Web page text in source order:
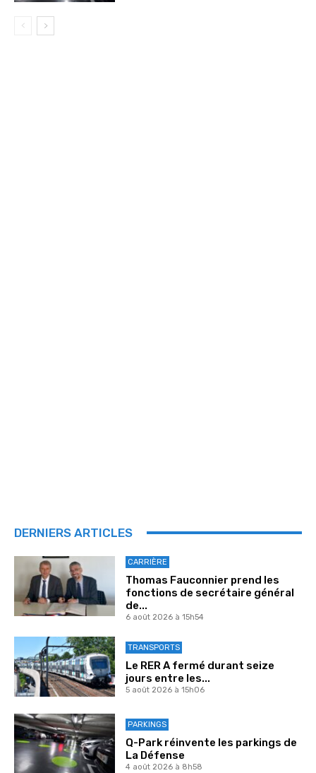
DERNIERS ARTICLES
CARRIÈRE
Thomas Fauconnier prend les
fonctions de secrétaire général
de...
6 août 2026 à 15h54
TRANSPORTS
Le RER A fermé durant seize
jours entre les...
5 août 2026 à 15h06
PARKINGS
Q-Park réinvente les parkings de
La Défense
4 août 2026 à 8h58